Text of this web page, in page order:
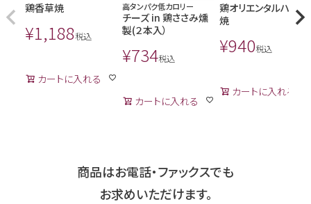
鶏香草焼
¥1,188税込
カートに入れる
高タンパク低カロリー
チーズ in 鶏ささみ燻
製(２本入）
¥734税込
カートに入れる
鶏オリエンタルハーブ
焼
¥940税込
カートに入れる
商品はお電話・ファックスでも
お求めいただけます。